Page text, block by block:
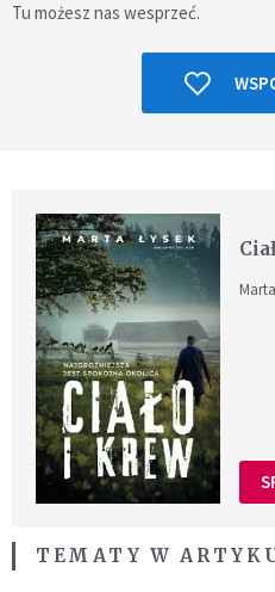
Tu możesz nas wesprzeć.
TEMATY W